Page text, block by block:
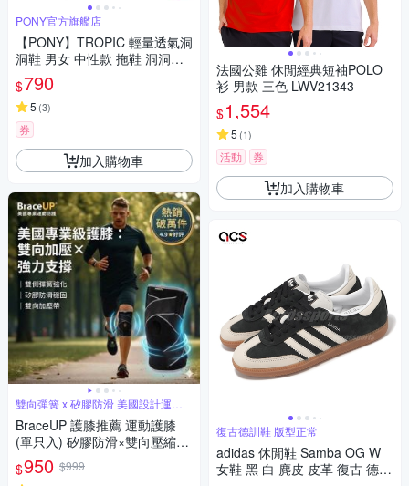
PONY官方旗艦店
【PONY】TROPIC 輕量透氣洞
洞鞋 男女 中性款 拖鞋 洞洞鞋
雨鞋 水鞋 晴雨兩用-春暖花開&
撞色三角
$790
5 (3)
券
加入購物車
雙向彈簧 x 矽膠防滑 美國設計運動
護膝
BraceUP 護膝推薦 運動護膝
(單只入) 矽膠防滑×雙向壓縮｜
穩定支撐膝部｜跑步/籃球/登山/
足球適用｜美國設計
$950 $999
法國公雞 休閒經典短袖POLO
衫 男款 三色 LWV21343
$1,554
5 (1)
活動 券
加入購物車
復古德訓鞋 版型正常
adidas 休閒鞋 Samba OG W
女鞋 黑 白 麂皮 皮革 復古 德訓